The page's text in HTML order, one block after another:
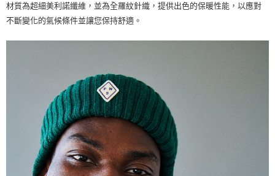
材質為超細美利諾纖維，並為全羅紋針織，提供出色的保暖性能，以應對
不斷變化的氣候條件並讓您保持舒適。